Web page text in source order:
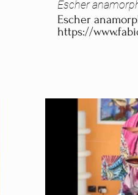
Escher
Escher
https://